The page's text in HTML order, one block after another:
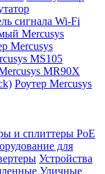
сигнала Wi-Fi
Mercusys
Mercusys
MS105
MR90X
Роутер Mercusys
и сплиттеры PoE
для
Устройства
Уличные